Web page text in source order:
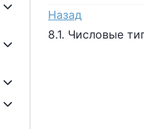
Назад
8.1. Числовые